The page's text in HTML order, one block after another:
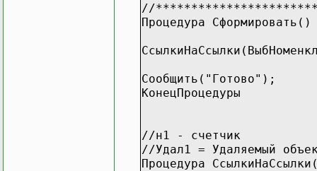
//
Процедура
Сообщить("Готово");
КонецПроцедуры
//н1 - счетчик
//Удал1 = Удаляемый
Процедура